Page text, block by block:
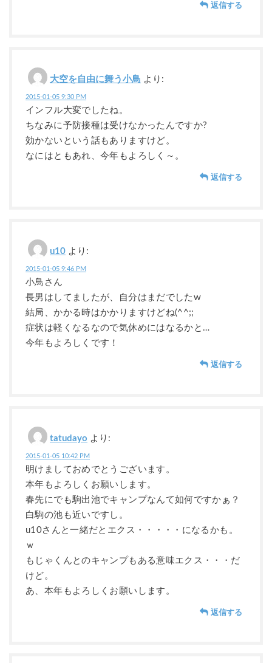
返信する
大空を自由に舞う小鳥 より:
2015-01-05 9:30 PM
インフル大変でしたね。
ちなみに予防接種は受けなかったんですか?
効かないという話もありますけど。
なにはともあれ、今年もよろしく～。
返信する
u10 より:
2015-01-05 9:46 PM
小鳥さん
長男はしてましたが、自分はまだでしたw
結局、かかる時はかかりますけどね(^^;;
症状は軽くなるなので気休めにはなるかと…
今年もよろしくです！
返信する
tatudayo より:
2015-01-05 10:42 PM
明けましておめでとうございます。
本年もよろしくお願いします。
春先にでも駒出池でキャンプなんて如何ですかぁ？
白駒の池も近いですし。
u10さんと一緒だとエクス・・・・・になるかも。
ｗ
もじゃくんとのキャンプもある意味エクス・・・だ
けど。
あ、本年もよろしくお願いします。
返信する